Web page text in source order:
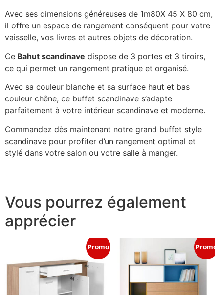
Avec ses dimensions généreuses de 1m80X 45 X 80 cm,
il offre un espace de rangement conséquent pour votre
vaisselle, vos livres et autres objets de décoration.
Ce Bahut scandinave dispose de 3 portes et 3 tiroirs,
ce qui permet un rangement pratique et organisé.
Avec sa couleur blanche et sa surface haut et bas
couleur chêne, ce buffet scandinave s’adapte
parfaitement à votre intérieur scandinave et moderne.
Commandez dès maintenant notre grand buffet style
scandinave pour profiter d’un rangement optimal et
stylé dans votre salon ou votre salle à manger.
Vous pourrez également
apprécier
Promo Promo